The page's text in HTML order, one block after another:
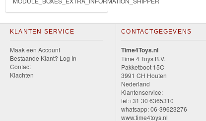
Angry
Birds
Batman
Goede
dinosaurus
KLANTEN SERVICE
Maak een Account
Bestaande Klant? Log In
Contact
Klachten
CONTACTGEGEVENS
Time4Toys.nl
Time 4 Toys B.V.
Pakketboot 15C
3991 CH Houten
Nederland
Klantenservice:
tel:+31 30 6365310
whatsapp: 06-39623276
www.time4toys.nl